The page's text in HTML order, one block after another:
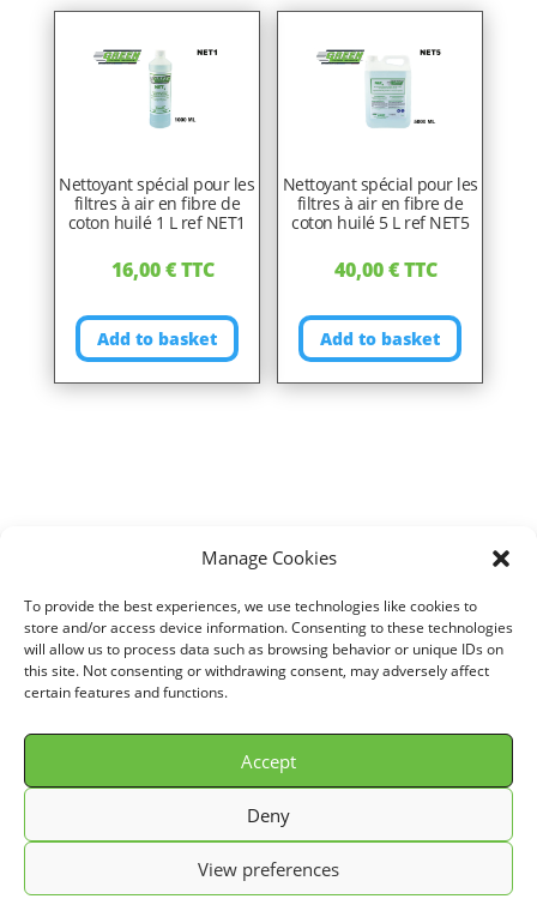
Manage Cookies
To provide the best experiences, we use technologies like cookies to
store and/or access device information. Consenting to these technologies
will allow us to process data such as browsing behavior or unique IDs on
this site. Not consenting or withdrawing consent, may adversely affect
certain features and functions.
Accept
Deny
View preferences
Nettoyant spécial pour les
filtres à air en fibre de
coton huilé 1 L ref NET1
16,00€TTC
Add to basket
Nettoyant spécial pour les
filtres à air en fibre de
coton huilé 5 L ref NET5
40,00€TTC
Add to basket
Home VOITURE SEAT LEON III (5F1/5F5/5F8) / 1,4L TSI (140 cv)
Direct air intake kit for SEAT LEON III (5F1/5F5/5F8) 1,4L TSI (140 cv)
years 12> ref. ST139
© GREEN FILTER 2026. Tous droits réservés.
Conditions Générale de Vente (C.G.V.)